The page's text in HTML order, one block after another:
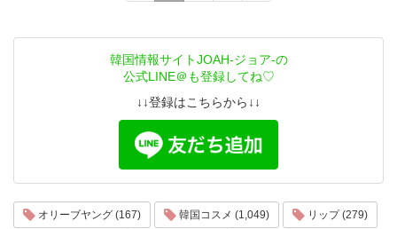
韓国情報サイトJOAH-ジョア-の
公式LINE＠も登録してね♡
↓↓登録はこちらから↓↓
オリーブヤング (167) 韓国コスメ (1,049) リップ (279)